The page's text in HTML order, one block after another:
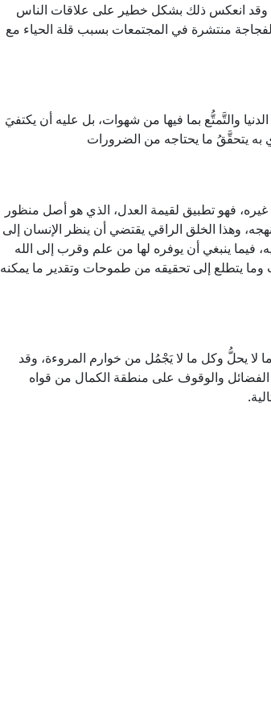
وقد انعكس ذلك بشكل خطير على علاقات الناس
منتشرة في المجتمعات بسبب قلة الحياء مع
والتَّمتُّع بما فيها من شهوات، بل عليه أن يكتفيَ
به يتحقَّقُ ما يحتاجه من الضرورات
فهو تطبيق لقيمة العدل، الذي هو أصل منظور
وهذا الخلق الراقي يقتضي أن ينظر الإنسان إلى
فيما ينبغي أن يوفره لها من علم وقرب إلى الله
يتطلع إلى تحقيقه من طموحات وتقدير ما يمكنه
لا يحلُّ وكل ما لا يَجْمُل من خوارم المروءة، وقد
الفضائل والوقوف على منطقة الكمال من قواه